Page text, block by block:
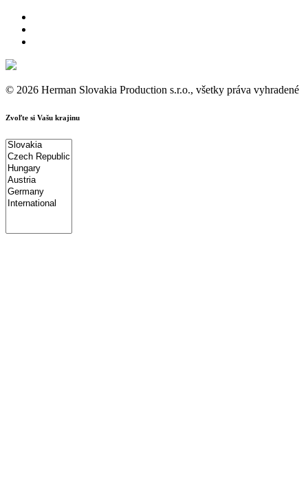
© 2026 Herman Slovakia Production s.r.o., všetky práva vyhradené
Zvoľte si Vašu krajinu